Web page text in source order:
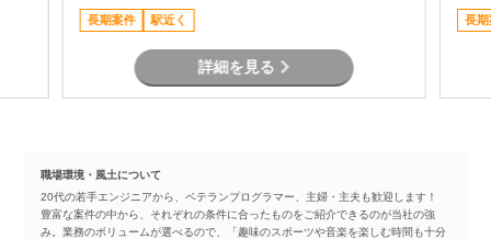
コミュニケーション
長期案件 駅近く
詳細を見る
長期
職場環境・風土について
20代の若手エンジニアから、ベテランプログラマー、主婦・主夫も歓迎します！
豊富な案件の中から、それぞれの条件に合ったものをご紹介できるのが当社の強
み。業務のボリュームが選べるので、「趣味のスポーツや音楽を楽しむ時間も十分